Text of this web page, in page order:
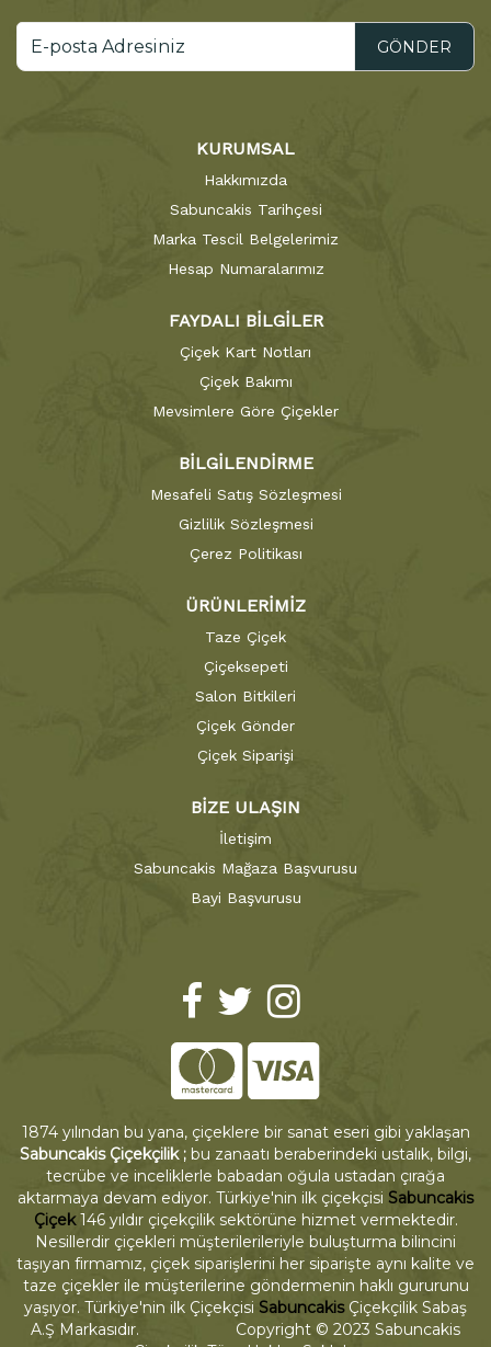
GÖNDER
KURUMSAL
Hakkımızda
Sabuncakis Tarihçesi
Marka Tescil Belgelerimiz
Hesap Numaralarımız
FAYDALI BİLGİLER
Çiçek Kart Notları
Çiçek Bakımı
Mevsimlere Göre Çiçekler
BİLGİLENDİRME
Mesafeli Satış Sözleşmesi
Gizlilik Sözleşmesi
Çerez Politikası
ÜRÜNLERİMİZ
Taze Çiçek
Çiçeksepeti
Salon Bitkileri
Çiçek Gönder
Çiçek Siparişi
BİZE ULAŞIN
İletişim
Sabuncakis Mağaza Başvurusu
Bayi Başvurusu
1874 yılından bu yana, çiçeklere bir sanat eseri gibi yaklaşan
Sabuncakis Çiçekçilik ; bu zanaatı beraberindeki ustalık, bilgi,
tecrübe ve inceliklerle babadan oğula ustadan çırağa
aktarmaya devam ediyor. Türkiye'nin ilk çiçekçisi Sabuncakis
Çiçek146 yıldır çiçekçilik sektörüne hizmet vermektedir.
Nesillerdir çiçekleri müşterilerileriyle buluşturma bilincini
taşıyan firmamız, çiçek siparişlerini her siparişte aynı kalite ve
taze çiçekler ile müşterilerine göndermenin haklı gururunu
yaşıyor. Türkiye'nin ilk Çiçekçisi SabuncakisÇiçekçilik Sabaş
A.Ş Markasıdır. Copyright © 2023 Sabuncakis